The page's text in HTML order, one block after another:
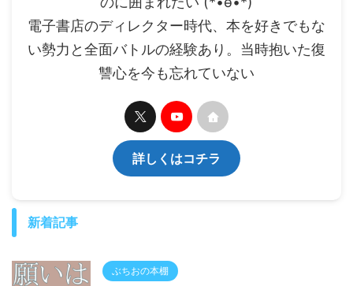
電子書店のディレクター時代、本を好きでもな
い勢力と全面バトルの経験あり。当時抱いた復
讐心を今も忘れていない
詳しくはコチラ
新着記事
ぶちおの本棚